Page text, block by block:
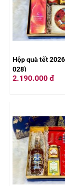
Hộp quà tết
028)
2.190.000 đ